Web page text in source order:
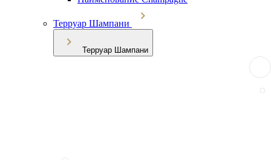
Терруар Шампани
Терруар Шампани